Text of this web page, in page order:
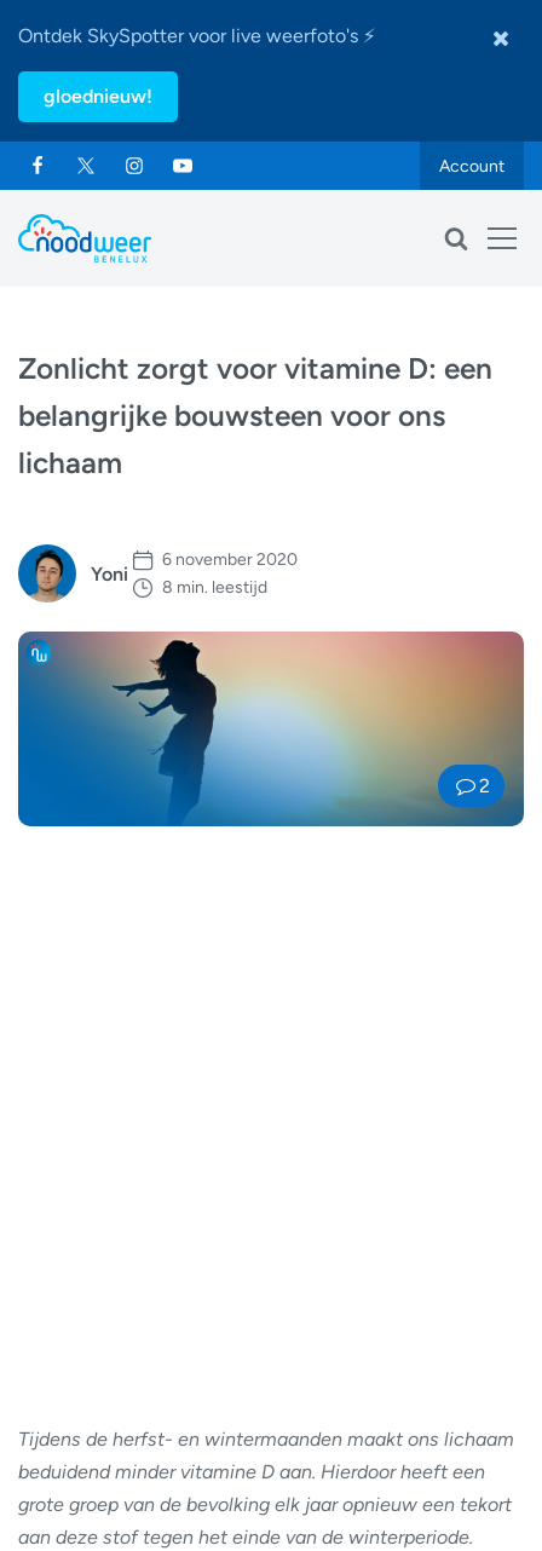
Ontdek SkySpotter voor live weerfoto's ⚡
gloednieuw!
Account
Zonlicht zorgt voor vitamine D: een
belangrijke bouwsteen voor ons
lichaam
Yoni
6 november 2020
8 min. leestijd
2
Tijdens de herfst- en wintermaanden maakt ons lichaam
beduidend minder vitamine D aan. Hierdoor heeft een
grote groep van de bevolking elk jaar opnieuw een tekort
aan deze stof tegen het einde van de winterperiode.